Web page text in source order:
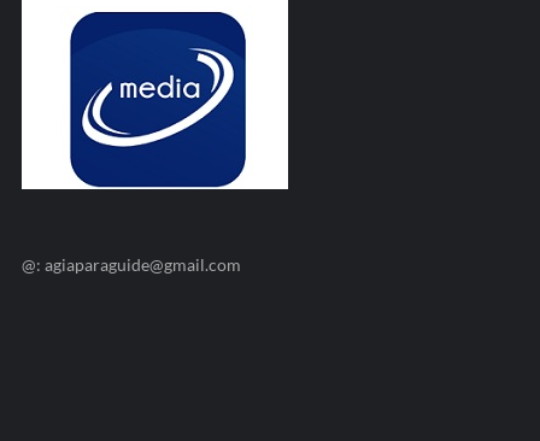
@: agiaparaguide@gmail.com